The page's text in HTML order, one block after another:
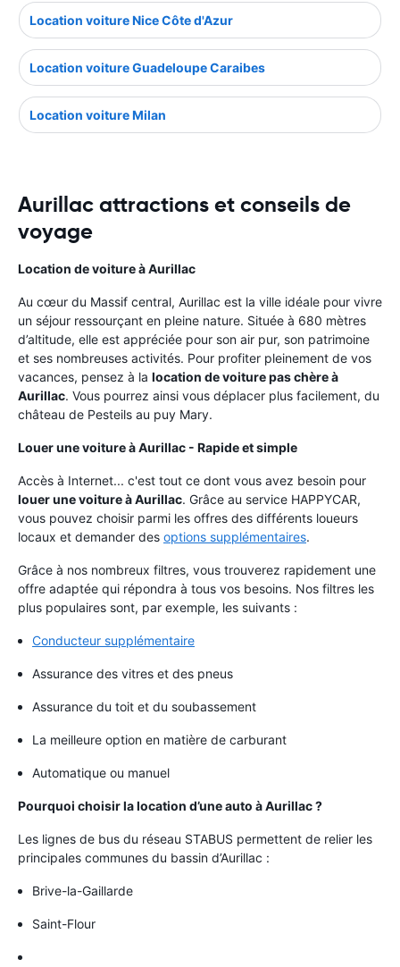
Location voiture Nice Côte d'Azur
Location voiture Guadeloupe Caraibes
Location voiture Milan
Aurillac attractions et conseils de
voyage
Location de voiture à Aurillac
Au cœur du Massif central, Aurillac est la ville idéale pour vivre
un séjour ressourçant en pleine nature. Située à 680 mètres
d’altitude, elle est appréciée pour son air pur, son patrimoine
et ses nombreuses activités. Pour profiter pleinement de vos
vacances, pensez à la location de voiture pas chère à
Aurillac. Vous pourrez ainsi vous déplacer plus facilement, du
château de Pesteils au puy Mary.
Louer une voiture à Aurillac - Rapide et simple
Accès à Internet... c'est tout ce dont vous avez besoin pour
louer une voiture à Aurillac. Grâce au service HAPPYCAR,
vous pouvez choisir parmi les offres des différents loueurs
locaux et demander des options supplémentaires.
Grâce à nos nombreux filtres, vous trouverez rapidement une
offre adaptée qui répondra à tous vos besoins. Nos filtres les
plus populaires sont, par exemple, les suivants :
Conducteur supplémentaire
Assurance des vitres et des pneus
Assurance du toit et du soubassement
La meilleure option en matière de carburant
Automatique ou manuel
Pourquoi choisir la location d’une auto à Aurillac ?
Les lignes de bus du réseau STABUS permettent de relier les
principales communes du bassin d’Aurillac :
Brive-la-Gaillarde
Saint-Flour